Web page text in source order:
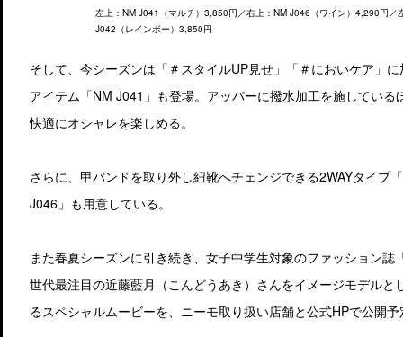
左上：NM J041（マルチ）3,850円／右上：NM J046（ワイン）4,290円
J042（レインボー）3,850円
そして、今シーズンは「＃スタイルUP見せ」「＃においケア」
アイテム「NM J041」も登場。アッパーに撥水加工を施してい
快適にオシャレを楽しめる。
さらに、甲バンドを取り外し紐靴へチェンジできる2WAYタイプ
J046」も用意している。
また春夏シーズンに引き続き、女子中学生対象のファッション
世代最注目の近藤藍月（こんどうあき）さんをイメージモデル
るスペシャルムービーを、ニーモ取り扱い店舗と公式HPで公開予